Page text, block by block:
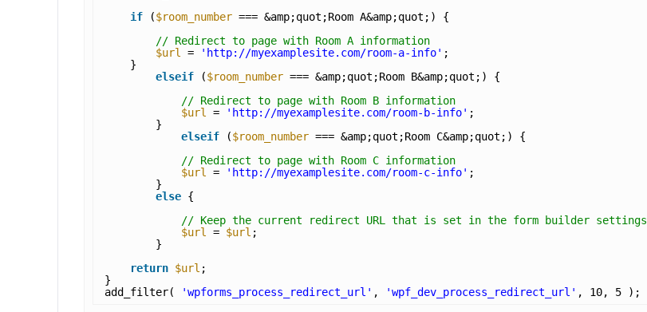
if
($room_number === &amp;quot;Room A&amp;quot;) {
// Redirect to page with Room A information
$url
= 'http://myexamplesite.com/room-a-info' ;
}
elseif
($room_number === &amp;quot;Room B&amp;quot;) {
// Redirect to page with Room B information
$url
= 'http://myexamplesite.com/room-b-info' ;
}
elseif
($room_number === &amp;quot;Room C&amp;quot;) {
// Redirect to page with Room C information
$url
= 'http://myexamplesite.com/room-c-info' ;
}
else {
// Keep the current redirect URL that is set in the form builder settings
$url
= $url ;
}
return $url ;
}
add_filter(
'wpforms_process_redirect_url' , 'wpf_dev_process_redirect_url' , 10, 5 );